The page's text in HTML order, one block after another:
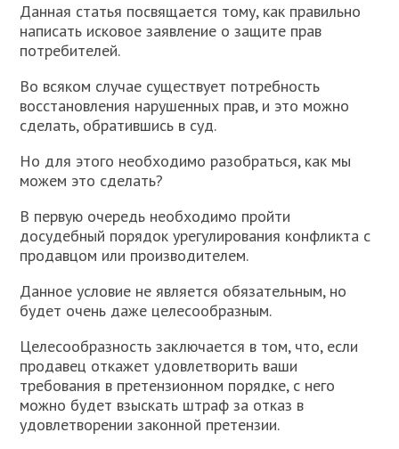
Данная статья посвящается тому, как правильно
написать исковое заявление о защите прав
потребителей.
Во всяком случае существует потребность
восстановления нарушенных прав, и это можно
сделать, обратившись в суд.
Но для этого необходимо разобраться, как мы
можем это сделать?
В первую очередь необходимо пройти
досудебный порядок урегулирования конфликта с
продавцом или производителем.
Данное условие не является обязательным, но
будет очень даже целесообразным.
Целесообразность заключается в том, что, если
продавец откажет удовлетворить ваши
требования в претензионном порядке, с него
можно будет взыскать штраф за отказ в
удовлетворении законной претензии.